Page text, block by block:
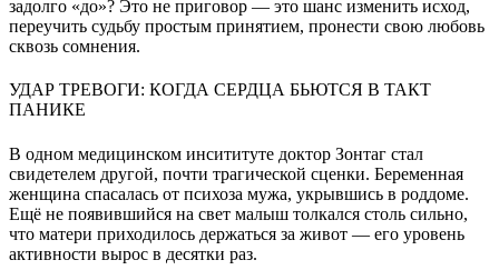
задолго «до»? Это не приговор — это шанс изменить исход,
переучить судьбу простым принятием, пронести свою любовь
сквозь сомнения.
УДАР ТРЕВОГИ: КОГДА СЕРДЦА БЬЮТСЯ В ТАКТ
ПАНИКЕ
В одном медицинском инсититуте доктор Зонтаг стал
свидетелем другой, почти трагической сценки. Беременная
женщина спасалась от психоза мужа, укрывшись в роддоме.
Ещё не появившийся на свет малыш толкался столь сильно,
что матери приходилось держаться за живот — его уровень
активности вырос в десятки раз.